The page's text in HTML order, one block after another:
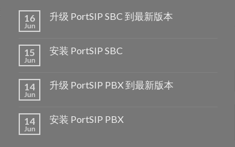
16
Jun
升级 PortSIP SBC 到最新版本
15
Jun
安装 PortSIP SBC
14
Jun
升级 PortSIP PBX 到最新版本
14
Jun
安装 PortSIP PBX